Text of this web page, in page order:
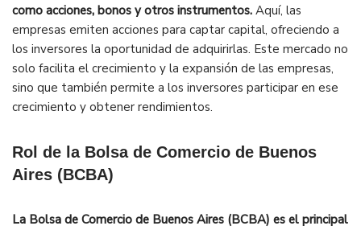
como acciones, bonos y otros instrumentos. Aquí, las
empresas emiten acciones para captar capital, ofreciendo a
los inversores la oportunidad de adquirirlas. Este mercado no
solo facilita el crecimiento y la expansión de las empresas,
sino que también permite a los inversores participar en ese
crecimiento y obtener rendimientos.
Rol de la Bolsa de Comercio de Buenos
Aires (BCBA)
La Bolsa de Comercio de Buenos Aires (BCBA) es el principal